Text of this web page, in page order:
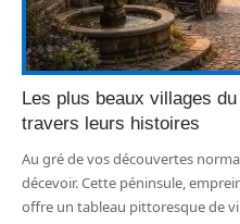
Les plus beaux villages
travers leurs histoires
Au gré de vos découvertes
décevoir. Cette péninsule,
offre un tableau pittoresque de